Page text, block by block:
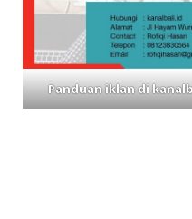
Panduan iklan di